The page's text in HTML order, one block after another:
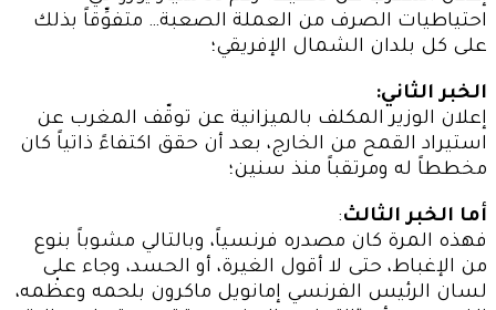
احتياطيات الصرف من العملة الصعبة… متفوِّقاً بذلك
على كل بلدان الشمال الإفريقي؛
الخبر الثاني:
إعلان الوزير المكلف بالميزانية عن توقّف المغرب عن
استيراد القمح من الخارج، بعد أن حقق اكتفاءً ذاتياً كان
مخططاً له ومرتقباً منذ سنين؛
أما الخبر الثالث:
فهذه المرة كان مصدره فرنسياً، وبالتالي مشوباً بنوع
من الإغباط، حتى لا أقول الغيرة، أو الحسد، وجاء على
لسان الرئيس الفرنسي إمانويل ماكرون بلحمه وعظْمه،